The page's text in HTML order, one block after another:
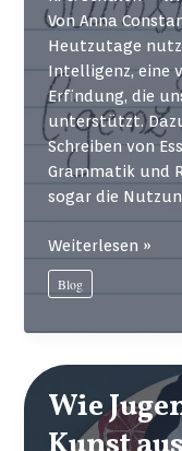
Von Anna
Heutzutage
Intelligenz, eine
Erfindung, die
unterstützt.
Schreiben von
Grammatik und
sogar die
KI
&
Schulen
sie
uns
gefährdet
und
Weiterlesen »
Blog
Wie